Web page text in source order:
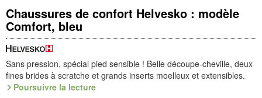
Chaussures de confort Helvesko : modèle
Comfort, bleu
Sans pression, spécial pied sensible ! Belle découpe-cheville, deux
fines brides à scratche et grands inserts moelleux et extensibles.
Semelle Sensitive (PU) antichoc, à voûte échangeable.
Poursuivre la lecture